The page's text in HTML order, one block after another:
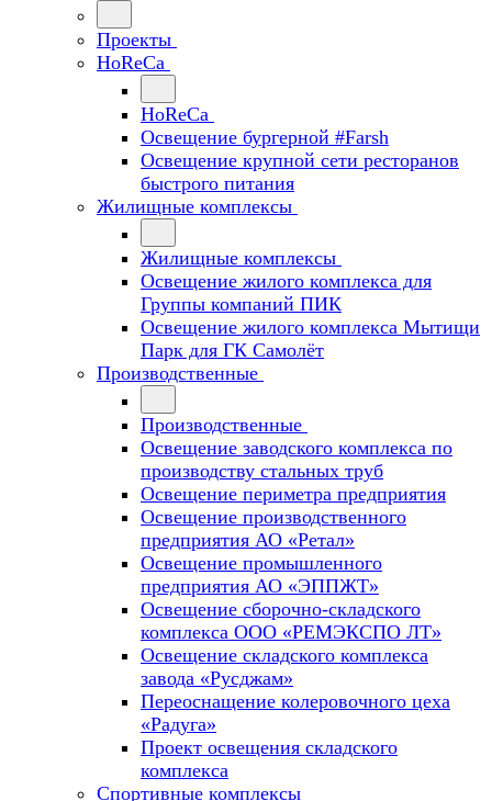
Проекты
HoReCa
HoReCa
Освещение бургерной #Farsh
Освещение крупной сети ресторанов
быстрого питания
Жилищные комплексы
Жилищные комплексы
Освещение жилого комплекса для
Группы компаний ПИК
Освещение жилого комплекса Мытищи
Парк для ГК Самолёт
Производственные
Производственные
Освещение заводского комплекса по
производству стальных труб
Освещение периметра предприятия
Освещение производственного
предприятия АО «Ретал»
Освещение промышленного
предприятия АО «ЭППЖТ»
Освещение сборочно-складского
комплекса ООО «РЕМЭКСПО ЛТ»
Освещение складского комплекса
завода «Русджам»
Переоснащение колеровочного цеха
«Радуга»
Проект освещения складского
комплекса
Спортивные комплексы